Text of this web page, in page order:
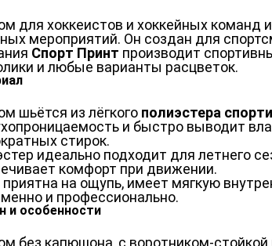
для хоккеистов и хоккейных команд
мероприятий. Он создан для
Спорт Принт производит
и любые варианты расцветок.
шьётся из лёгкого полиэстера
и быстро выводит
стирок.
идеально подходит для летнего
комфорт при движении.
приятна на ощупь, имеет мягкую
и профессионально.
и особенности
без капюшона, с воротником-